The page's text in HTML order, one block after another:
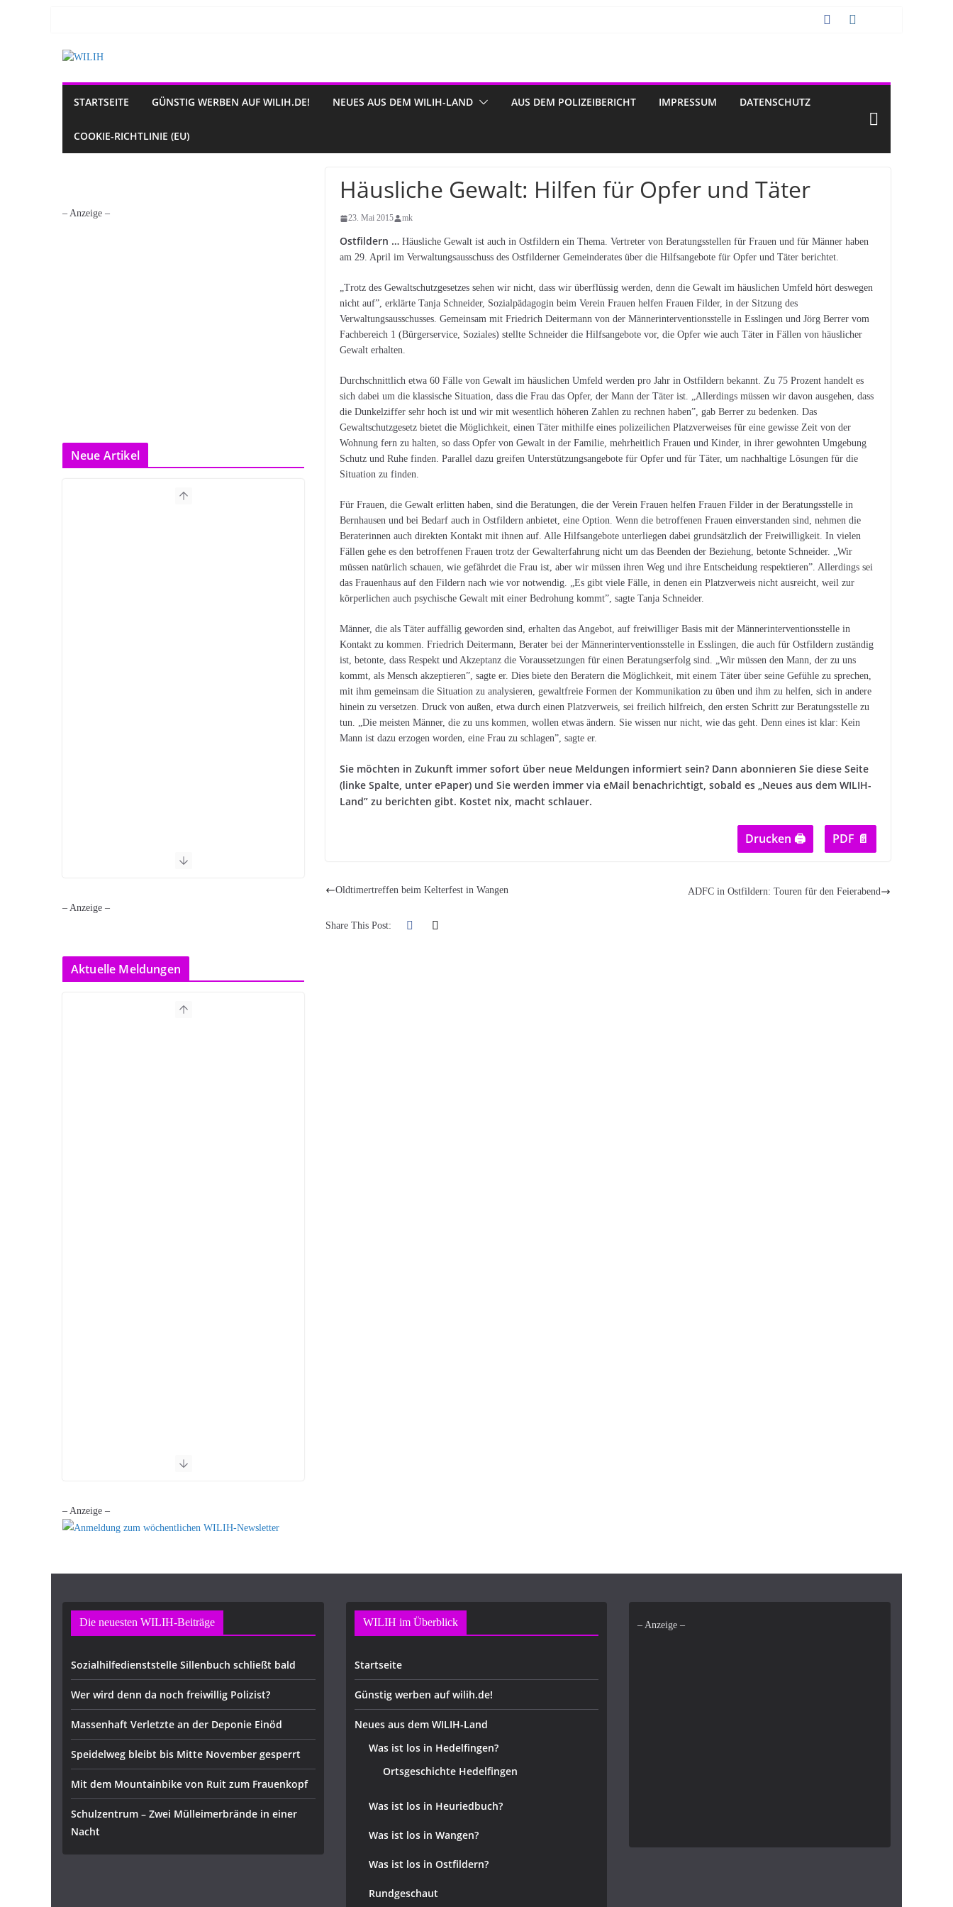
STARTSEITE GÜNSTIG WERBEN AUF WILIH.DE! NEUES AUS DEM WILIH-LAND AUS DEM POLIZEIBERICHT IMPRESSUM DATENSCHUTZ
COOKIE-RICHTLINIE (EU)
Häusliche Gewalt: Hilfen für Opfer und Täter
23. Mai 2015 mk
Ostfildern … Häusliche Gewalt ist auch in Ostfildern ein Thema. Vertreter von Beratungsstellen für Frauen und für Männer haben
am 29. April im Verwaltungsausschuss des Ostfilderner Gemeinderates über die Hilfsangebote für Opfer und Täter berichtet.
„Trotz des Gewaltschutzgesetzes sehen wir nicht, dass wir überflüssig werden, denn die Gewalt im häuslichen Umfeld hört deswegen
nicht auf”, erklärte Tanja Schneider, Sozialpädagogin beim Verein Frauen helfen Frauen Filder, in der Sitzung des
Verwaltungsausschusses. Gemeinsam mit Friedrich Deitermann von der Männerinterventionsstelle in Esslingen und Jörg Berrer vom
Fachbereich 1 (Bürgerservice, Soziales) stellte Schneider die Hilfsangebote vor, die Opfer wie auch Täter in Fällen von häuslicher
Gewalt erhalten.
Durchschnittlich etwa 60 Fälle von Gewalt im häuslichen Umfeld werden pro Jahr in Ostfildern bekannt. Zu 75 Prozent handelt es
sich dabei um die klassische Situation, dass die Frau das Opfer, der Mann der Täter ist. „Allerdings müssen wir davon ausgehen, dass
die Dunkelziffer sehr hoch ist und wir mit wesentlich höheren Zahlen zu rechnen haben”, gab Berrer zu bedenken. Das
Gewaltschutzgesetz bietet die Möglichkeit, einen Täter mithilfe eines polizeilichen Platzverweises für eine gewisse Zeit von der
Wohnung fern zu halten, so dass Opfer von Gewalt in der Familie, mehrheitlich Frauen und Kinder, in ihrer gewohnten Umgebung
Schutz und Ruhe finden. Parallel dazu greifen Unterstützungsangebote für Opfer und für Täter, um nachhaltige Lösungen für die
Situation zu finden.
Für Frauen, die Gewalt erlitten haben, sind die Beratungen, die der Verein Frauen helfen Frauen Filder in der Beratungsstelle in
Bernhausen und bei Bedarf auch in Ostfildern anbietet, eine Option. Wenn die betroffenen Frauen einverstanden sind, nehmen die
Beraterinnen auch direkten Kontakt mit ihnen auf. Alle Hilfsangebote unterliegen dabei grundsätzlich der Freiwilligkeit. In vielen
Fällen gehe es den betroffenen Frauen trotz der Gewalterfahrung nicht um das Beenden der Beziehung, betonte Schneider. „Wir
müssen natürlich schauen, wie gefährdet die Frau ist, aber wir müssen ihren Weg und ihre Entscheidung respektieren”. Allerdings sei
das Frauenhaus auf den Fildern nach wie vor notwendig. „Es gibt viele Fälle, in denen ein Platzverweis nicht ausreicht, weil zur
körperlichen auch psychische Gewalt mit einer Bedrohung kommt”, sagte Tanja Schneider.
Männer, die als Täter auffällig geworden sind, erhalten das Angebot, auf freiwilliger Basis mit der Männerinterventionsstelle in
Kontakt zu kommen. Friedrich Deitermann, Berater bei der Männerinterventionsstelle in Esslingen, die auch für Ostfildern zuständig
ist, betonte, dass Respekt und Akzeptanz die Voraussetzungen für einen Beratungserfolg sind. „Wir müssen den Mann, der zu uns
kommt, als Mensch akzeptieren”, sagte er. Dies biete den Beratern die Möglichkeit, mit einem Täter über seine Gefühle zu sprechen,
mit ihm gemeinsam die Situation zu analysieren, gewaltfreie Formen der Kommunikation zu üben und ihm zu helfen, sich in andere
hinein zu versetzen. Druck von außen, etwa durch einen Platzverweis, sei freilich hilfreich, den ersten Schritt zur Beratungsstelle zu
tun. „Die meisten Männer, die zu uns kommen, wollen etwas ändern. Sie wissen nur nicht, wie das geht. Denn eines ist klar: Kein
Mann ist dazu erzogen worden, eine Frau zu schlagen”, sagte er.
Sie möchten in Zukunft immer sofort über neue Meldungen informiert sein? Dann abonnieren Sie diese Seite
(linke Spalte, unter ePaper) und Sie werden immer via eMail benachrichtigt, sobald es „Neues aus dem WILIH-
Land” zu berichten gibt. Kostet nix, macht schlauer.
Drucken 🖨 PDF 📄
Oldtimertreffen beim Kelterfest in Wangen ADFC in Ostfildern: Touren für den Feierabend
Share This Post:
– Anzeige –
Neue Artikel
– Anzeige –
Aktuelle Meldungen
– Anzeige –
Die neuesten WILIH-Beiträge
Sozialhilfedienststelle Sillenbuch schließt bald
Wer wird denn da noch freiwillig Polizist?
Massenhaft Verletzte an der Deponie Einöd
Speidelweg bleibt bis Mitte November gesperrt
Mit dem Mountainbike von Ruit zum Frauenkopf
Schulzentrum – Zwei Mülleimerbrände in einer
Nacht
WILIH im Überblick
Startseite
Günstig werben auf wilih.de!
Neues aus dem WILIH-Land
Was ist los in Hedelfingen?
Ortsgeschichte Hedelfingen
Was ist los in Heuriedbuch?
Was ist los in Wangen?
Was ist los in Ostfildern?
Rundgeschaut
– Anzeige –